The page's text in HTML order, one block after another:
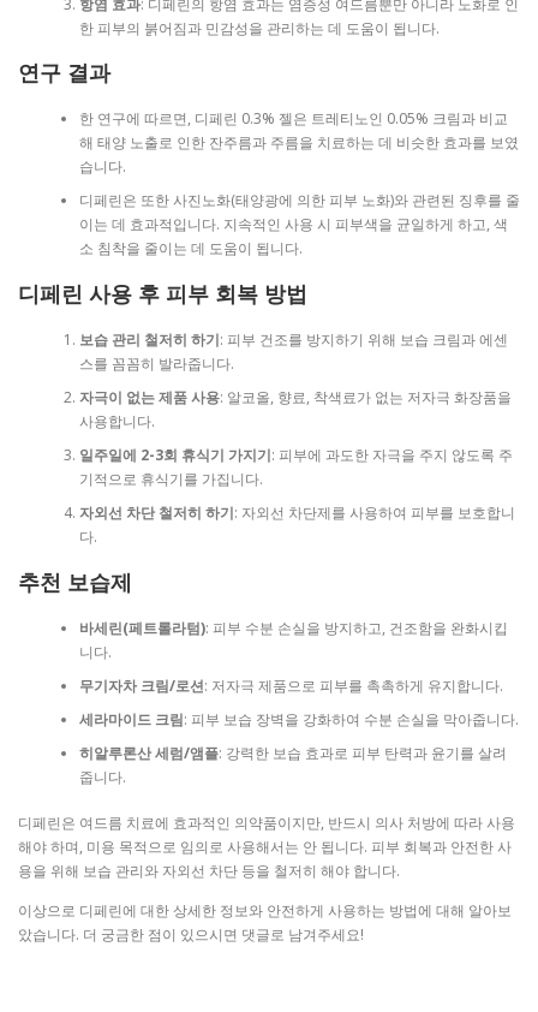
한 피부의 붉어짐과 민감성을 관리하는 데 도움이 됩니다.
연구 결과
한 연구에 따르면, 디페린 0.3% 젤은 트레티노인 0.05% 크림과 비교
해 태양 노출로 인한 잔주름과 주름을 치료하는 데 비슷한 효과를 보였
습니다.
디페린은 또한 사진노화(태양광에 의한 피부 노화)와 관련된 징후를 줄
이는 데 효과적입니다. 지속적인 사용 시 피부색을 균일하게 하고, 색
소 침착을 줄이는 데 도움이 됩니다.
디페린 사용 후 피부 회복 방법
보습 관리 철저히 하기: 피부 건조를 방지하기 위해 보습 크림과 에센
스를 꼼꼼히 발라줍니다.
자극이 없는 제품 사용: 알코올, 향료, 착색료가 없는 저자극 화장품을
사용합니다.
일주일에 2-3회 휴식기 가지기: 피부에 과도한 자극을 주지 않도록 주
기적으로 휴식기를 가집니다.
자외선 차단 철저히 하기: 자외선 차단제를 사용하여 피부를 보호합니
다.
추천 보습제
바세린(페트롤라텀): 피부 수분 손실을 방지하고, 건조함을 완화시킵
니다.
무기자차 크림/로션: 저자극 제품으로 피부를 촉촉하게 유지합니다.
세라마이드 크림: 피부 보습 장벽을 강화하여 수분 손실을 막아줍니다.
히알루론산 세럼/앰플: 강력한 보습 효과로 피부 탄력과 윤기를 살려
줍니다.
디페린은 여드름 치료에 효과적인 의약품이지만, 반드시 의사 처방에 따라 사용
해야 하며, 미용 목적으로 임의로 사용해서는 안 됩니다. 피부 회복과 안전한 사
용을 위해 보습 관리와 자외선 차단 등을 철저히 해야 합니다.
이상으로 디페린에 대한 상세한 정보와 안전하게 사용하는 방법에 대해 알아보
았습니다. 더 궁금한 점이 있으시면 댓글로 남겨주세요!